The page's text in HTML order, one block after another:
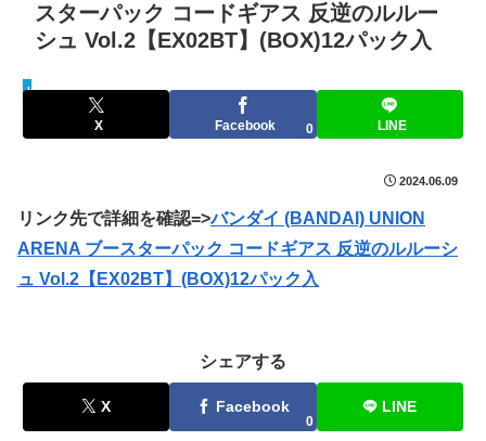
スターパック コードギアス 反逆のルルー
シュ Vol.2【EX02BT】(BOX)12パック入
keepaトラッキング
X Facebook 0 LINE
2024.06.09
リンク先で詳細を確認=>バンダイ (BANDAI) UNION
ARENA ブースターパック コードギアス 反逆のルルーシ
ュ Vol.2【EX02BT】(BOX)12パック入
シェアする
X Facebook
0
LINE